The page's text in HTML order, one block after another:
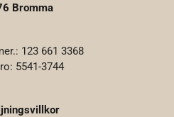
Bromma
123 661 3368
5541-3744